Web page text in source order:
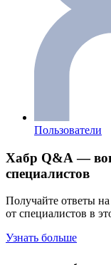
Пользователи
Хабр Q&A —
специалистов
Получайте ответы
от специалистов в
Узнать больше